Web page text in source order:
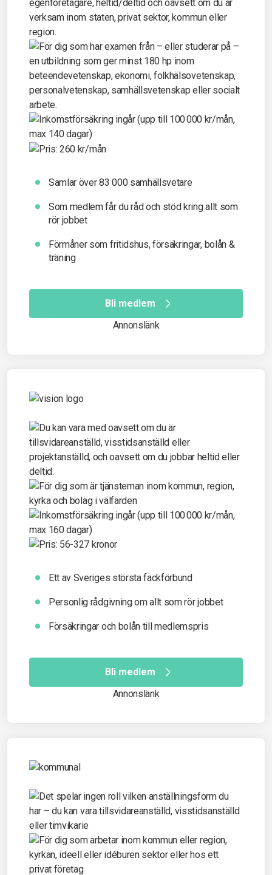
Samlar över 83 000 samhällsvetare
Som medlem får du råd och stöd kring allt som
rör jobbet
Förmåner som fritidshus, försäkringar, bolån &
träning
Bli medlem
Annonslänk
Ett av Sveriges största fackförbund
Personlig rådgivning om allt som rör jobbet
Försäkringar och bolån till medlemspris
Bli medlem
Annonslänk